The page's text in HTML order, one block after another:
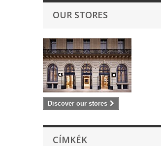
OUR STORES
Discover our stores
CÍMKÉK